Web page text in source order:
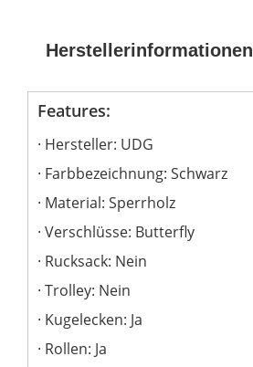
Herstellerinformationen
Features:
Hersteller: UDG
Farbbezeichnung: Schwarz
Material: Sperrholz
Verschlüsse: Butterfly
Rucksack: Nein
Trolley: Nein
Kugelecken: Ja
Rollen: Ja